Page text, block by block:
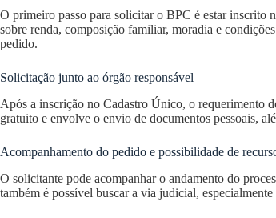
O primeiro passo para solicitar o BPC é estar inscrito
sobre renda, composição familiar, moradia e
pedido.
Solicitação junto ao órgão responsável
Após a inscrição no Cadastro Único, o requerimento
gratuito e envolve o envio de documentos pessoais,
Acompanhamento do pedido e possibilidade de
O solicitante pode acompanhar o andamento do
também é possível buscar a via judicial,